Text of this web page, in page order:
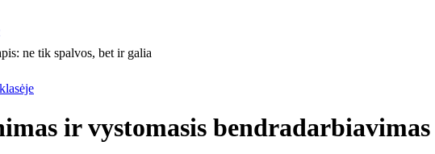
ne tik spalvos, bet ir galia
ir vystomasis bendradarbiavimas